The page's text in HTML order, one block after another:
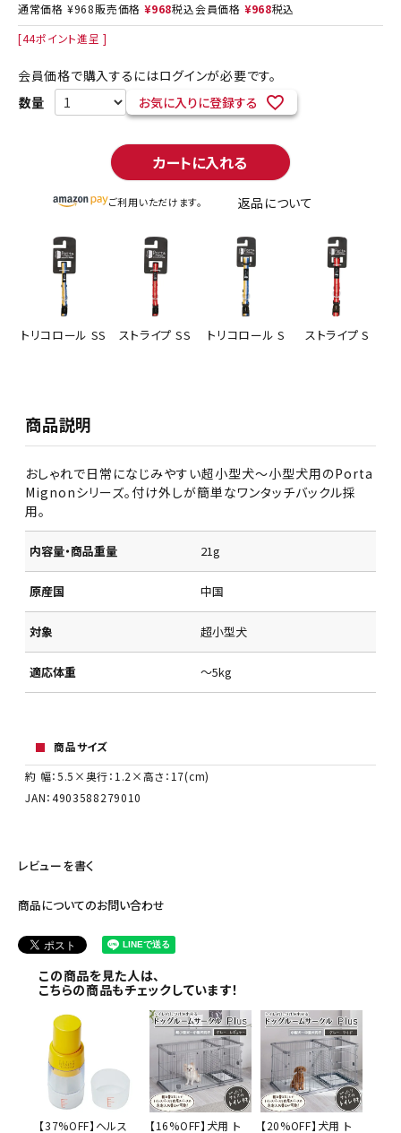
通常価格 ¥968販売価格 ¥968税込会員価格 ¥968税込
[44ポイント進呈 ]
会員価格で購入するにはログインが必要です。
お気に入りに登録する
カートに入れる
ご利用いただけます。 返品について
トリコロール SS ストライプ SS トリコロール S ストライプ S
商品説明
おしゃれで日常になじみやすい超小型犬～小型犬用のPorta
Mignonシリーズ。付け外しが簡単なワンタッチバックル採
用。
内容量・商品重量 21g
原産国 中国
対象 超小型犬
適応体重 ～5kg
商品サイズ
約 幅：5.5×奥行：1.2×高さ：17(cm)
JAN：4903588279010
レビューを書く
商品についてのお問い合わせ
この商品を見た人は、
こちらの商品もチェックしています！
【37%OFF】ヘルス 【16%OFF】犬用 ト 【20%OFF】犬用 ト